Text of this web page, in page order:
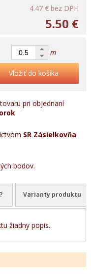
4.47 € bez DPH
5.50 €
m
Vložiť do košíka
pri objednaní
SR Zásielkovňa
bodov.
? Varianty produktu
žiadny popis.